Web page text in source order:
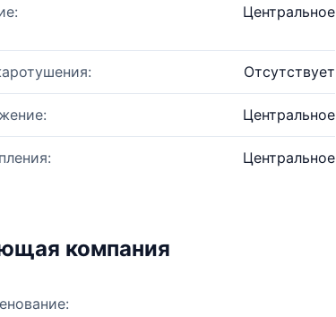
Центральное
Отсутствует
Центральное
Центральное
компания